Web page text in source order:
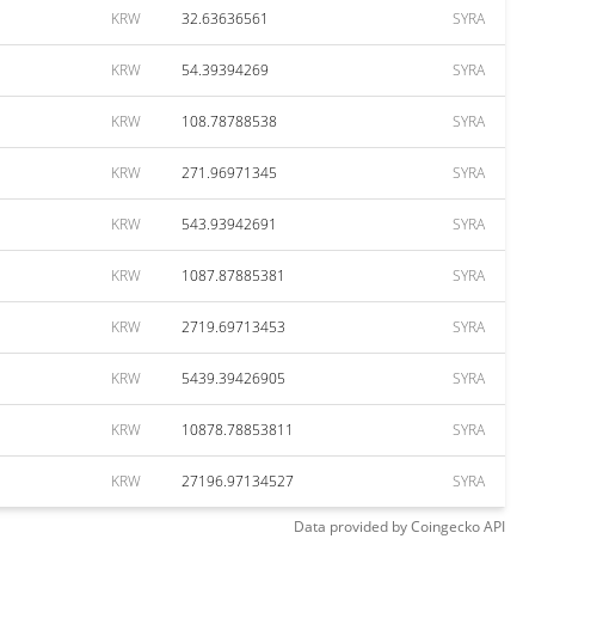
KRW 32.63636561 SYRA
KRW 54.39394269 SYRA
KRW 108.78788538 SYRA
KRW 271.96971345 SYRA
KRW 543.93942691 SYRA
KRW 1087.87885381 SYRA
KRW 2719.69713453 SYRA
KRW 5439.39426905 SYRA
KRW 10878.78853811 SYRA
KRW 27196.97134527 SYRA
Data provided byCoingeckoAPI